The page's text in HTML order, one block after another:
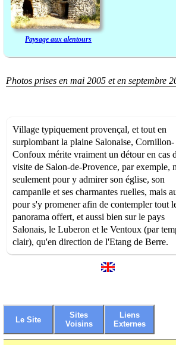
Paysage aux alentours
Photos prises en mai 2005 et en septembre
Village typiquement provençal, et tout en
surplombant la plaine Salonaise, Cornillon-
Confoux mérite vraiment un détour en cas
visite de Salon-de-Provence, par exemple,
seulement pour y admirer son église, son
campanile et ses charmantes ruelles, mais
pour s'y promener afin de contempler tout
panorama offert, et aussi bien sur le pays
Salonais, le Luberon et le Ventoux (par
clair), qu'en direction de l'Etang de Berre.
Le Site
Sites
Voisins
Liens
Externes